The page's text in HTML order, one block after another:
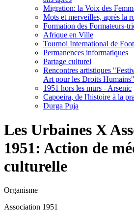
Migration: la Voix des
Mots et merveilles, après la
Formation des Formateurs-
Afrique en Ville
Tournoi International de
Permanences informatiques
Partage culturel
Rencontres artistiques
Art pour les Droits Humains"
1951 hors les murs - Arsenic
Capoeira, de l'histoire à la
Durga Puja
Les Urbaines X
1951: Action de
culturelle
Organisme
Association 1951